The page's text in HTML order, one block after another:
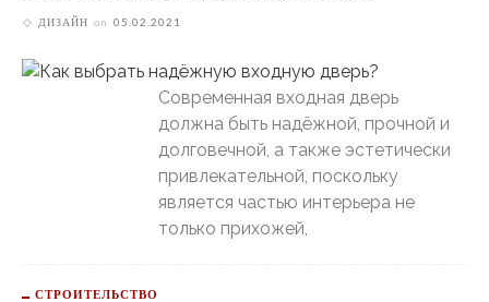
ДИЗАЙН on 05.02.2021
Современная входная дверь
должна быть надёжной, прочной и
долговечной, а также эстетически
привлекательной, поскольку
является частью интерьера не
только прихожей,
СТРОИТЕЛЬСТВО